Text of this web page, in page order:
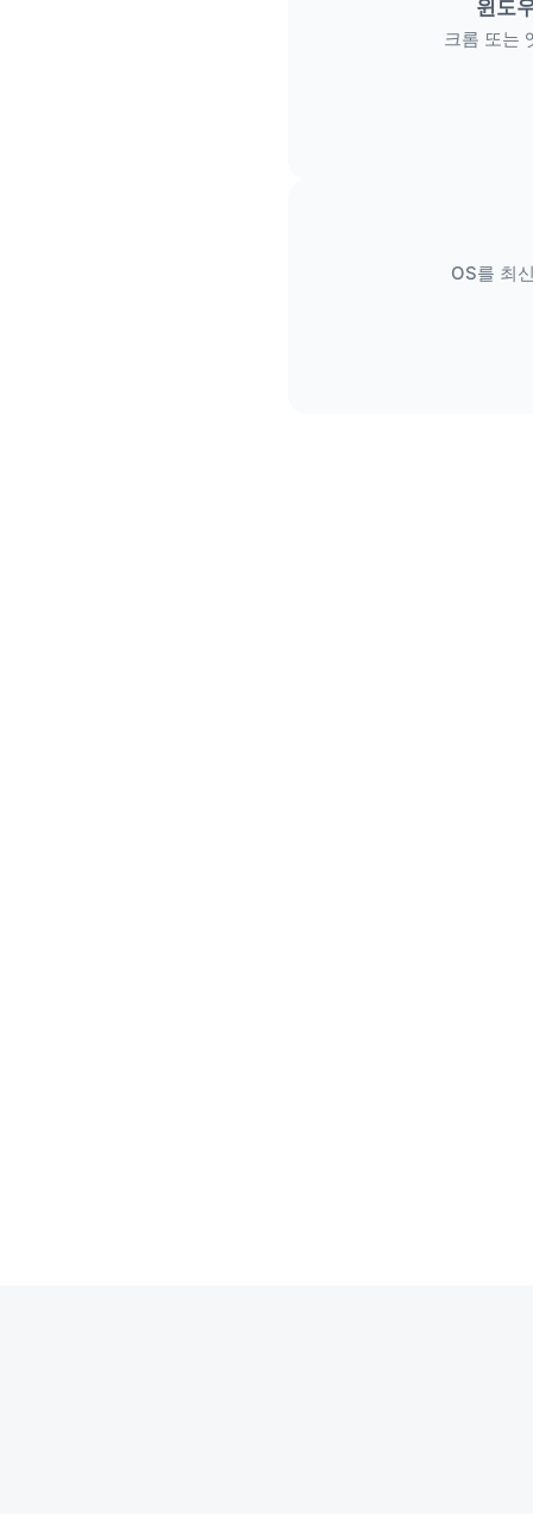
윈도
크롬 또는
OS를 최